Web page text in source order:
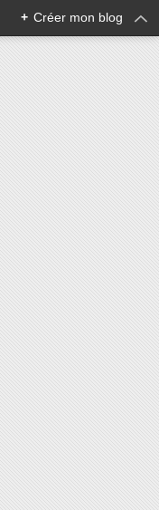
+ Créer mon blog